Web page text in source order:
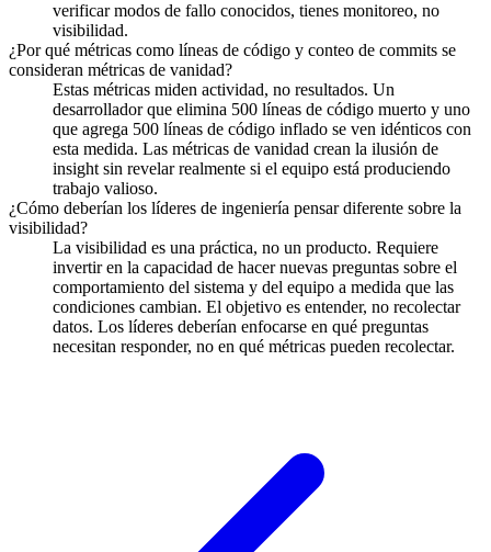
verificar modos de fallo conocidos, tienes monitoreo, no
visibilidad.
¿Por qué métricas como líneas de código y conteo de commits se
consideran métricas de vanidad?
Estas métricas miden actividad, no resultados. Un
desarrollador que elimina 500 líneas de código muerto y uno
que agrega 500 líneas de código inflado se ven idénticos con
esta medida. Las métricas de vanidad crean la ilusión de
insight sin revelar realmente si el equipo está produciendo
trabajo valioso.
¿Cómo deberían los líderes de ingeniería pensar diferente sobre la
visibilidad?
La visibilidad es una práctica, no un producto. Requiere
invertir en la capacidad de hacer nuevas preguntas sobre el
comportamiento del sistema y del equipo a medida que las
condiciones cambian. El objetivo es entender, no recolectar
datos. Los líderes deberían enfocarse en qué preguntas
necesitan responder, no en qué métricas pueden recolectar.